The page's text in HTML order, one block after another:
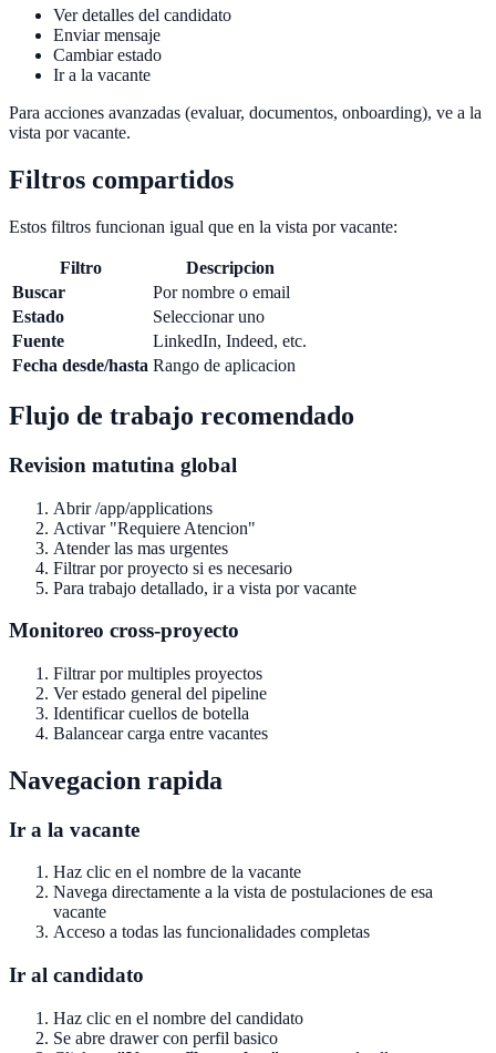
Ver detalles del candidato
Enviar mensaje
Cambiar estado
Ir a la vacante
Para acciones avanzadas (evaluar, documentos, onboarding), ve a la
vista por vacante.
Filtros compartidos
Estos filtros funcionan igual que en la vista por vacante:
Filtro
Descripcion
Buscar
Por nombre o email
Estado
Seleccionar uno
Fuente
LinkedIn, Indeed, etc.
Fecha desde/hasta Rango de aplicacion
Flujo de trabajo recomendado
Revision matutina global
Abrir /app/applications
Activar "Requiere Atencion"
Atender las mas urgentes
Filtrar por proyecto si es necesario
Para trabajo detallado, ir a vista por vacante
Monitoreo cross-proyecto
Filtrar por multiples proyectos
Ver estado general del pipeline
Identificar cuellos de botella
Balancear carga entre vacantes
Navegacion rapida
Ir a la vacante
Haz clic en el nombre de la vacante
Navega directamente a la vista de postulaciones de esa
vacante
Acceso a todas las funcionalidades completas
Ir al candidato
Haz clic en el nombre del candidato
Se abre drawer con perfil basico